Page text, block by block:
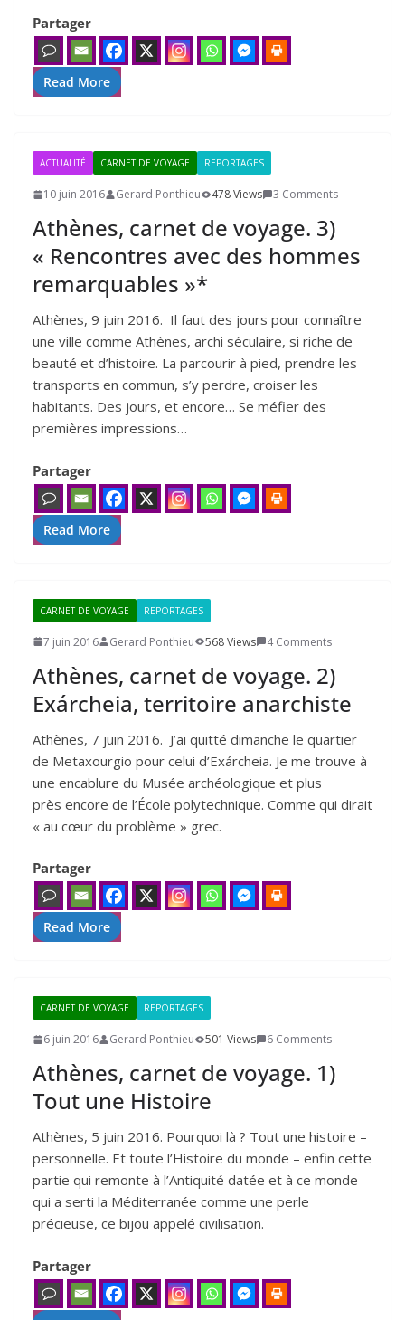
Partager
Read More
ACTUALITÉ CARNET DE VOYAGE REPORTAGES
10 juin 2016 Gerard Ponthieu 478 Views 3 Comments
Athènes, carnet de voyage. 3)
« Rencontres avec des hommes
remarquables »*
Athènes, 9 juin 2016. Il faut des jours pour connaître
une ville comme Athènes, archi séculaire, si riche de
beauté et d’histoire. La parcourir à pied, prendre les
transports en commun, s’y perdre, croiser les
habitants. Des jours, et encore… Se méfier des
premières impressions…
Partager
Read More
CARNET DE VOYAGE REPORTAGES
7 juin 2016 Gerard Ponthieu 568 Views 4 Comments
Athènes, carnet de voyage. 2)
Exárcheia, territoire anarchiste
Athènes, 7 juin 2016. J’ai quitté dimanche le quartier
de Metaxourgio pour celui d’Exárcheia. Je me trouve à
une encablure du Musée archéologique et plus
près encore de l’École polytechnique. Comme qui dirait
« au cœur du problème » grec.
Partager
Read More
CARNET DE VOYAGE REPORTAGES
6 juin 2016 Gerard Ponthieu 501 Views 6 Comments
Athènes, carnet de voyage. 1)
Tout une Histoire
Athènes, 5 juin 2016. Pourquoi là ? Tout une histoire –
personnelle. Et toute l’Histoire du monde – enfin cette
partie qui remonte à l’Antiquité datée et à ce monde
qui a serti la Méditerranée comme une perle
précieuse, ce bijou appelé civilisation.
Partager